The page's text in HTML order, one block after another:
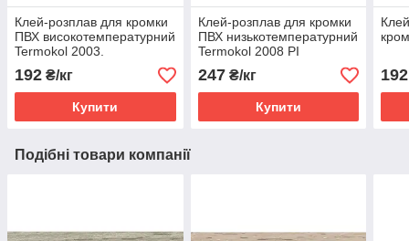
Клей-розплав для кромки
ПВХ високотемпературний
Termokol 2003.
192 ₴/кг
Купити
Клей-розплав для кромки
ПВХ низькотемпературний
Termokol 2008 PI
247₴/кг
Купити
192
Подібні товари компанії